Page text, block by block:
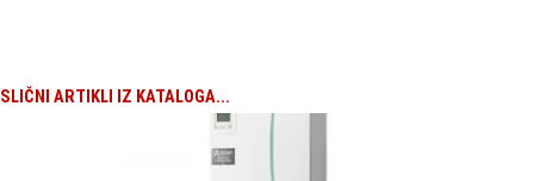
SLIČNI ARTIKLI IZ KATALOGA...